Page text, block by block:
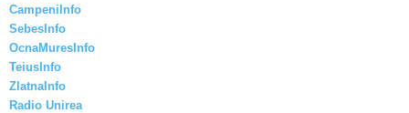
CampeniInfo
SebesInfo
OcnaMuresInfo
TeiusInfo
ZlatnaInfo
Radio Unirea